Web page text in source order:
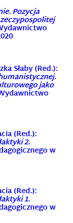
Pozycja
Słaby (Red.):
jako
(Red.):
2.
w
(Red.):
1.
w